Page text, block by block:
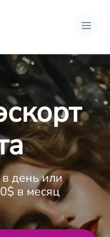
день или
в месяц